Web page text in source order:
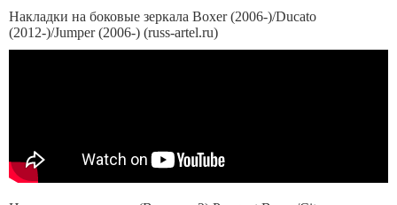
Накладки на боковые зеркала Boxer (2006-)/Ducato
(2012-)/Jumper (2006-) (russ-artel.ru)